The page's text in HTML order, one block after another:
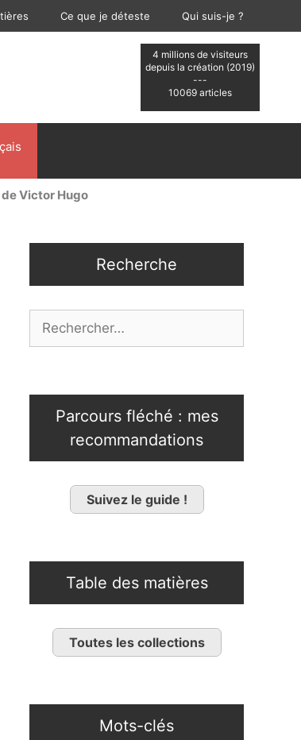
Ce que je déteste Qui suis-je ?
4 millions de visiteurs
depuis la création (2019)
---
10069 articles
Victor Hugo
Recherche
Parcours fléché : mes
recommandations
Suivez le guide !
Table des matières
Toutes les collections
Mots-clés